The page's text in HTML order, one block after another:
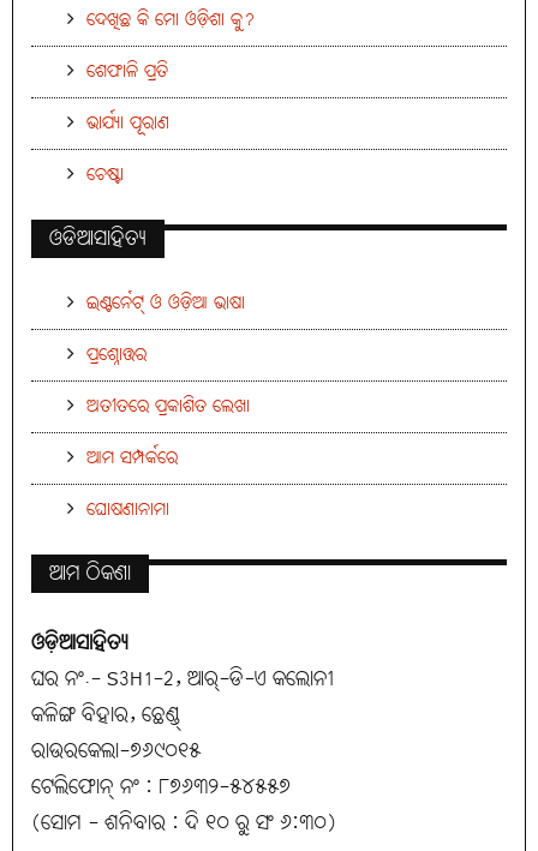
ଦେଖିଛ କି ମୋ ଓଡ଼ିଶା କୁ?
ଶେଫାଳି ପ୍ରତି
ଭାର୍ଯ୍ୟା ପୂରାଣ
ଚେଷ୍ଟା
ଓଡିଆସାହିତ୍ୟ
ଇଣ୍ଟର୍ନେଟ୍ ଓ ଓଡ଼ିଆ ଭାଷା
ପ୍ରଶ୍ନୋତ୍ତର
ଅତୀତରେ ପ୍ରକାଶିତ ଲେଖା
ଆମ ସମ୍ପର୍କରେ
ଘୋଷଣାନାମା
ଆମ ଠିକଣା
ଓଡ଼ିଆସାହିତ୍ୟ
ଘର ନଂ.- S3H1-2, ଆର୍-ଡି-ଏ କଲୋନୀ
କଳିଙ୍ଗ ବିହାର, ଛେଣ୍ଡ୍
ରାଉରକେଲା-୭୬୯୦୧୫
ଟେଲିଫୋନ୍ ନଂ : ୮୭୬୩୨-୫୪୫୫୭
(ସୋମ - ଶନିବାର : ଦି ୧୦ ରୁ ସଂ ୬:୩୦)